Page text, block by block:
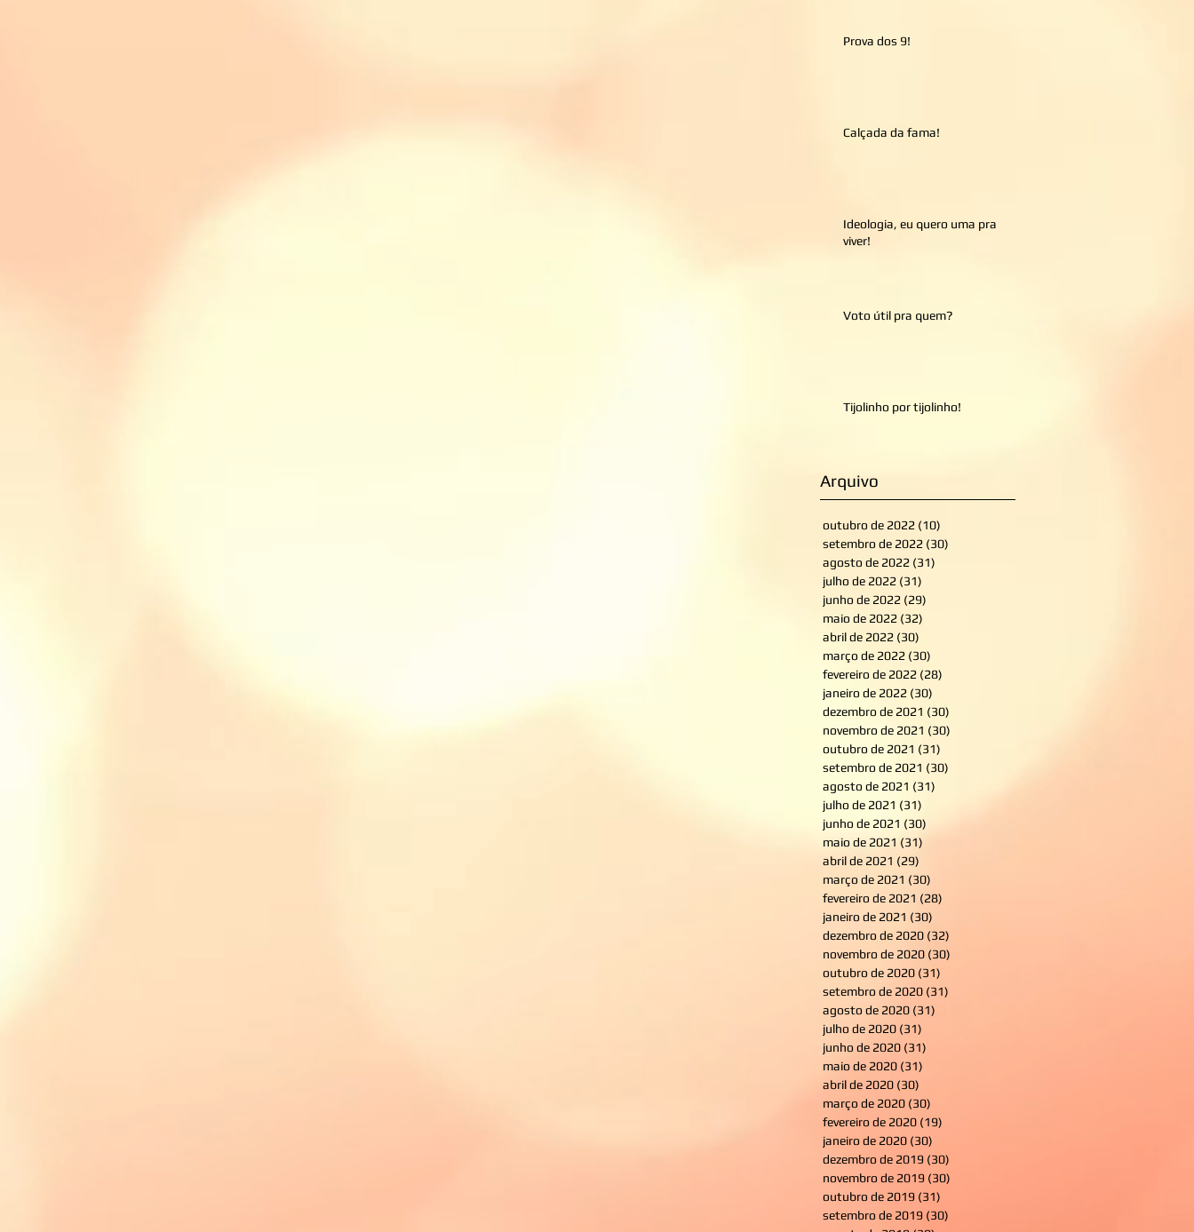
Prova dos 9!
Calçada da fama!
Ideologia, eu quero uma pra
viver!
Voto útil pra quem?
Tijolinho por tijolinho!
Arquivo
outubro de 2022 (10)
setembro de 2022 (30)
agosto de 2022 (31)
julho de 2022 (31)
junho de 2022 (29)
maio de 2022 (32)
abril de 2022 (30)
março de 2022 (30)
fevereiro de 2022 (28)
janeiro de 2022 (30)
dezembro de 2021 (30)
novembro de 2021 (30)
outubro de 2021 (31)
setembro de 2021 (30)
agosto de 2021 (31)
julho de 2021 (31)
junho de 2021 (30)
maio de 2021 (31)
abril de 2021 (29)
março de 2021 (30)
fevereiro de 2021 (28)
janeiro de 2021 (30)
dezembro de 2020 (32)
novembro de 2020 (30)
outubro de 2020 (31)
setembro de 2020 (31)
agosto de 2020 (31)
julho de 2020 (31)
junho de 2020 (31)
maio de 2020 (31)
abril de 2020 (30)
março de 2020 (30)
fevereiro de 2020 (19)
janeiro de 2020 (30)
dezembro de 2019 (30)
novembro de 2019 (30)
outubro de 2019 (31)
setembro de 2019 (30)